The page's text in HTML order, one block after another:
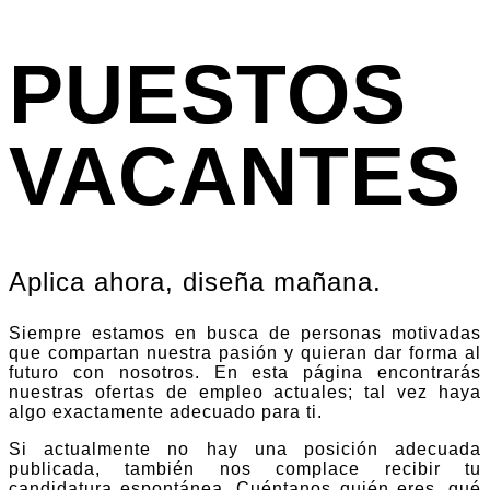
PUESTOS
VACANTES
Aplica ahora, diseña mañana.
Siempre estamos en busca de personas motivadas
que compartan nuestra pasión y quieran dar forma al
futuro con nosotros. En esta página encontrarás
nuestras ofertas de empleo actuales; tal vez haya
algo exactamente adecuado para ti.
Si actualmente no hay una posición adecuada
publicada, también nos complace recibir tu